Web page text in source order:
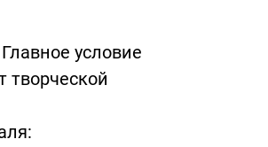
условие
творческой